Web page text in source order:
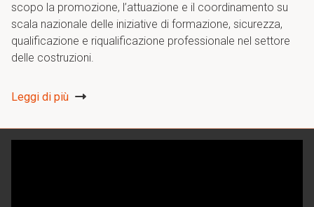
scopo la promozione, l’attuazione e il coordinamento su
scala nazionale delle iniziative di formazione, sicurezza,
qualificazione e riqualificazione professionale nel settore
delle costruzioni.
Leggi di più